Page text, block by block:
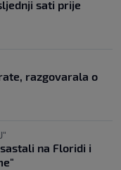
sati prije
razgovarala o
na Floridi i